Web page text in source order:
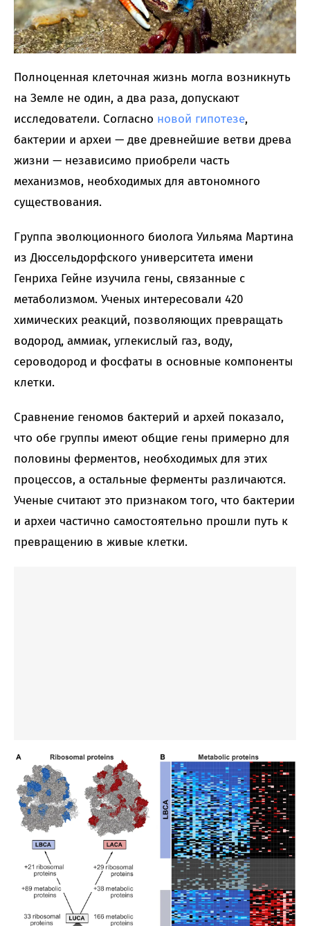
Полноценная клеточная жизнь могла возникнуть
на Земле не один, а два раза, допускают
исследователи. Согласно новой гипотезе,
бактерии и археи — две древнейшие ветви древа
жизни — независимо приобрели часть
механизмов, необходимых для автономного
существования.
Группа эволюционного биолога Уильяма Мартина
из Дюссельдорфского университета имени
Генриха Гейне изучила гены, связанные с
метаболизмом. Ученых интересовали 420
химических реакций, позволяющих превращать
водород, аммиак, углекислый газ, воду,
сероводород и фосфаты в основные компоненты
клетки.
Сравнение геномов бактерий и архей показало,
что обе группы имеют общие гены примерно для
половины ферментов, необходимых для этих
процессов, а остальные ферменты различаются.
Ученые считают это признаком того, что бактерии
и археи частично самостоятельно прошли путь к
превращению в живые клетки.